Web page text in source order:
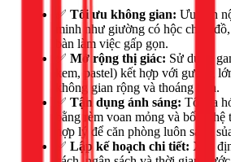
✅ Tối ưu không gian: Ưu tiên
minh như giường có hộc chứa
bàn làm việc gấp gọn.
✅ Mở rộng thị giác: Sử dụng
kem, pastel) kết hợp với gương
không gian rộng và thoáng hơn.
✅ Tận dụng ánh sáng: Tối đa
bằng rèm voan mỏng và bố trí
hợp lý để căn phòng luôn sáng
✅ Lập kế hoạch chi tiết: Xác